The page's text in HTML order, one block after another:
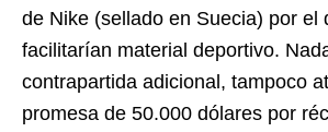
de Nike (sellado en Suecia) por el
facilitarían material deportivo.
contrapartida adicional, tampoco
promesa de 50.000 dólares por